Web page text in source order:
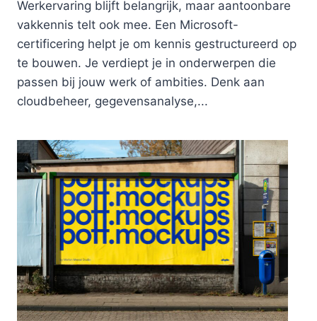
Werkervaring blijft belangrijk, maar aantoonbare
vakkennis telt ook mee. Een Microsoft-
certificering helpt je om kennis gestructureerd op
te bouwen. Je verdiept je in onderwerpen die
passen bij jouw werk of ambities. Denk aan
cloudbeheer, gegevensanalyse,...